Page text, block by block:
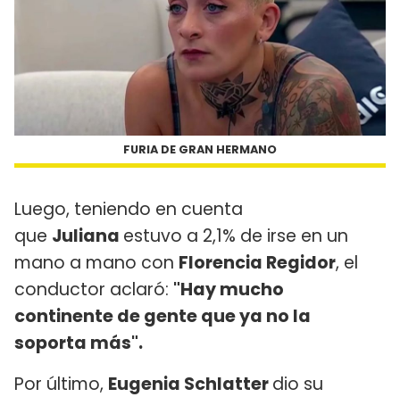
FURIA DE GRAN HERMANO
Luego, teniendo en cuenta
que Juliana estuvo a 2,1% de irse en un
mano a mano con Florencia Regidor, el
conductor aclaró: "Hay mucho
continente de gente que ya no la
soporta más".
Por último, Eugenia Schlatterdio su